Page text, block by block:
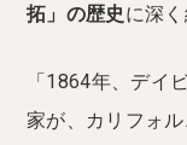
拓」の歴史 に深く
「1864年、デイ
家が、カリフォ